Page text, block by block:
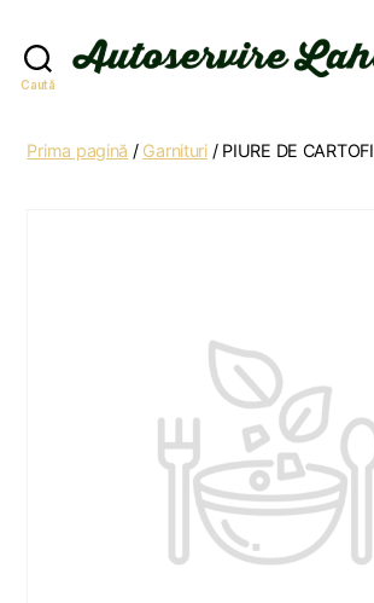
Caută
Prima pagină / Garnituri/ PIURE DE CARTOFI